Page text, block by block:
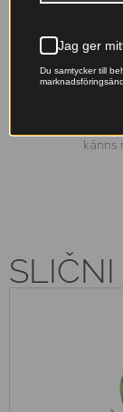
med lång
Franska
känns
SLIČNI
Jag ger
Du samtycker till